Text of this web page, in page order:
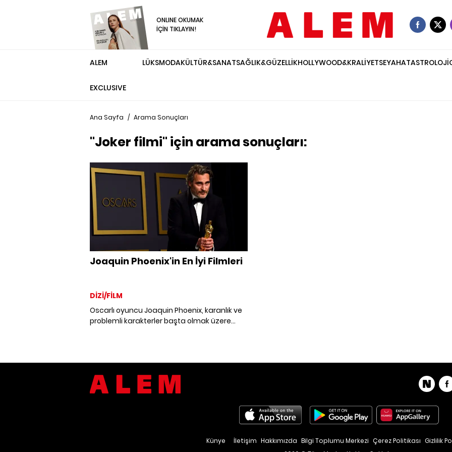
ONLINE OKUMAK
İÇİN TIKLAYIN!
ALEM
EXCLUSIVE
LÜKSMODAKÜLTÜR&SANATSAĞLIK&GÜZELLİKHOLLYWOOD&KRALİYETSEYAHATASTROLOJİ
Ana Sayfa / Arama Sonuçları
"Joker filmi" için arama sonuçları:
Joaquin Phoenix'in En İyi Filmleri
DİZİ/FİLM
Oscarlı oyuncu Joaquin Phoenix, karanlık ve
problemli karakterler başta olmak üzere
Phoenix'in en iyi filmlerini derledik.
Künye İletişim Hakkımızda Bilgi Toplumu Merkezi Çerez Politikası Gizlilik